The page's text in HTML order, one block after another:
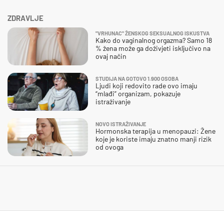
ZDRAVLJE
"VRHUNAC" ŽENSKOG SEKSUALNOG ISKUSTVA
Kako do vaginalnog orgazma? Samo 18
% žena može ga doživjeti isključivo na
ovaj način
STUDIJA NA GOTOVO 1.900 OSOBA
Ljudi koji redovito rade ovo imaju
“mlađi” organizam, pokazuje
istraživanje
NOVO ISTRAŽIVANJE
Hormonska terapija u menopauzi: Žene
koje je koriste imaju znatno manji rizik
od ovoga